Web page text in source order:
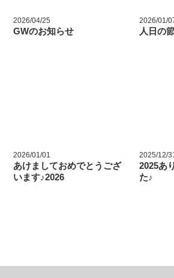
2026/04/25
GWのお知らせ
2026/01/
人日の
2026/01/01
あけましておめでとうござ
います♪2026
2025/12/
2025あ
た♪